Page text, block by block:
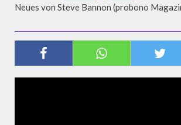
Neues von Steve Bannon (probono
AUF ZUR FESTUNG
NEUES VON STEVE
(PROBONO MAGAZIN)